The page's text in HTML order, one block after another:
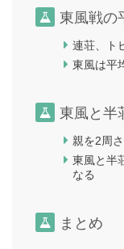
東風戦の
連荘、ト
東風は平
東風と半
親を2周
東風と半
なる
まとめ